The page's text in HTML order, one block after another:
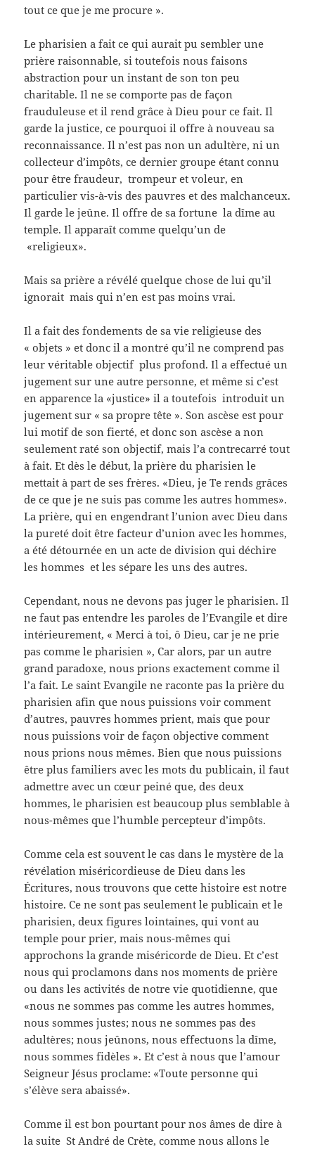
tout ce que je me procure ».
Le pharisien a fait ce qui aurait pu sembler une
prière raisonnable, si toutefois nous faisons
abstraction pour un instant de son ton peu
charitable. Il ne se comporte pas de façon
frauduleuse et il rend grâce à Dieu pour ce fait. Il
garde la justice, ce pourquoi il offre à nouveau sa
reconnaissance. Il n’est pas non un adultère, ni un
collecteur d’impôts, ce dernier groupe étant connu
pour être fraudeur, trompeur et voleur, en
particulier vis-à-vis des pauvres et des malchanceux.
Il garde le jeûne. Il offre de sa fortune la dîme au
temple. Il apparaît comme quelqu’un de
«religieux».
Mais sa prière a révélé quelque chose de lui qu’il
ignorait mais qui n’en est pas moins vrai.
Il a fait des fondements de sa vie religieuse des
« objets » et donc il a montré qu’il ne comprend pas
leur véritable objectif plus profond. Il a effectué un
jugement sur une autre personne, et même si c’est
en apparence la «justice» il a toutefois introduit un
jugement sur « sa propre tête ». Son ascèse est pour
lui motif de son fierté, et donc son ascèse a non
seulement raté son objectif, mais l’a contrecarré tout
à fait. Et dès le début, la prière du pharisien le
mettait à part de ses frères. «Dieu, je Te rends grâces
de ce que je ne suis pas comme les autres hommes».
La prière, qui en engendrant l’union avec Dieu dans
la pureté doit être facteur d’union avec les hommes,
a été détournée en un acte de division qui déchire
les hommes et les sépare les uns des autres.
Cependant, nous ne devons pas juger le pharisien. Il
ne faut pas entendre les paroles de l’Evangile et dire
intérieurement, « Merci à toi, ô Dieu, car je ne prie
pas comme le pharisien », Car alors, par un autre
grand paradoxe, nous prions exactement comme il
l’a fait. Le saint Evangile ne raconte pas la prière du
pharisien afin que nous puissions voir comment
d’autres, pauvres hommes prient, mais que pour
nous puissions voir de façon objective comment
nous prions nous mêmes. Bien que nous puissions
être plus familiers avec les mots du publicain, il faut
admettre avec un cœur peiné que, des deux
hommes, le pharisien est beaucoup plus semblable à
nous-mêmes que l’humble percepteur d’impôts.
Comme cela est souvent le cas dans le mystère de la
révélation miséricordieuse de Dieu dans les
Écritures, nous trouvons que cette histoire est notre
histoire. Ce ne sont pas seulement le publicain et le
pharisien, deux figures lointaines, qui vont au
temple pour prier, mais nous-mêmes qui
approchons la grande miséricorde de Dieu. Et c’est
nous qui proclamons dans nos moments de prière
ou dans les activités de notre vie quotidienne, que
«nous ne sommes pas comme les autres hommes,
nous sommes justes; nous ne sommes pas des
adultères; nous jeûnons, nous effectuons la dîme,
nous sommes fidèles ». Et c’est à nous que l’amour
Seigneur Jésus proclame: «Toute personne qui
s’élève sera abaissé».
Comme il est bon pourtant pour nos âmes de dire à
la suite St André de Crète, comme nous allons le